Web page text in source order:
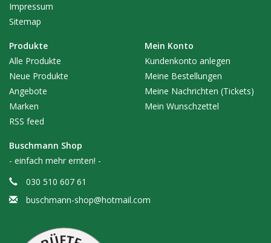
Impressum
Sitemap
Produkte
Alle Produkte
Neue Produkte
Angebote
Marken
RSS feed
Mein Konto
Kundenkonto anlegen
Meine Bestellungen
Meine Nachrichten (Tickets)
Mein Wunschzettel
Buschmann Shop
- einfach mehr ernten! -
030 510 607 61
buschmann-shop@hotmail.com